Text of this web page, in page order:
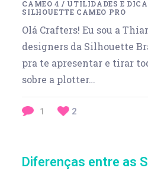
CAMEO 4 / UTILIDADES E
SILHOUETTE CAMEO PRO
Olá Crafters! Eu sou a
designers da Silhouette
pra te apresentar e tirar
sobre a plotter…
1 2
Diferenças entre as